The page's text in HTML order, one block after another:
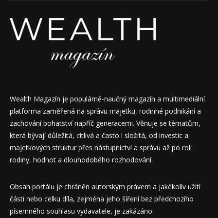
Wealth Magazín je populárně-naučný magazín a multimediální
platforma zaměřená na správu majetku, rodinné podnikání a
zachování bohatství napříč generacemi. Věnuje se tématům,
která bývají důležitá, citlivá a často i složitá, od investic a
majetkových struktur přes nástupnictví a správu až po roli
rodiny, hodnot a dlouhodobého rozhodování.
Obsah portálu je chráněn autorským právem a jakékoliv užití
části nebo celku díla, zejména jeho šíření bez předchozího
písemného souhlasu vydavatele, je zakázáno.